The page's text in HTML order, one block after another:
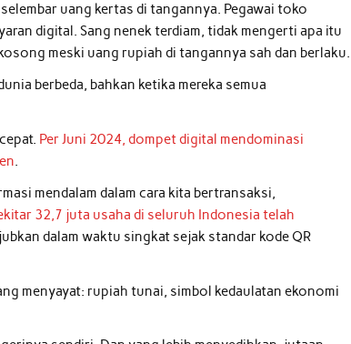
uang kertas di tangannya. Pegawai toko
digital. Sang nenek terdiam, tidak mengerti apa itu
meski uang rupiah di tangannya sah dan berlaku.
berbeda, bahkan ketika mereka semua
Per Juni 2024, dompet digital mendominasi
.
mendalam dalam cara kita bertransaksi,
32,7 juta usaha di seluruh Indonesia telah
dalam waktu singkat sejak standar kode QR
menyayat: rupiah tunai, simbol kedaulatan ekonomi